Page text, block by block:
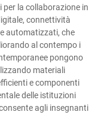
la collaborazione in
connettività
automatizzati, che
al contempo i
pongono
materiali
e componenti
delle istituzioni
agli insegnanti